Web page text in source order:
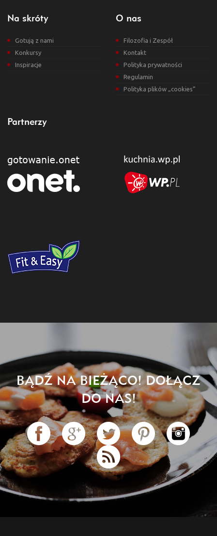
Na skróty
Gotują z nami
Konkursy
Inspiracje
O nas
Filozofia i Zespół
Kontakt
Polityka prywatności
Regulamin
Polityka plików „cookies”
Partnerzy
BĄDŹ NA BIEŻĄCO! DOŁĄCZ
DO NAS!